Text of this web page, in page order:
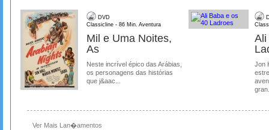
DVD
Classicline - 86 Min. Aventura
Mil e Uma Noites,
As
Neste incrível épico das Arábias,
os personagens das histórias
que j&aac...
Ali
Jon
Ver Mais Lan�amentos